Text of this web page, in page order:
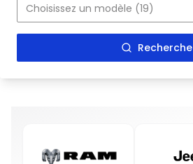
Choisissez un modèle (19)
Recherche